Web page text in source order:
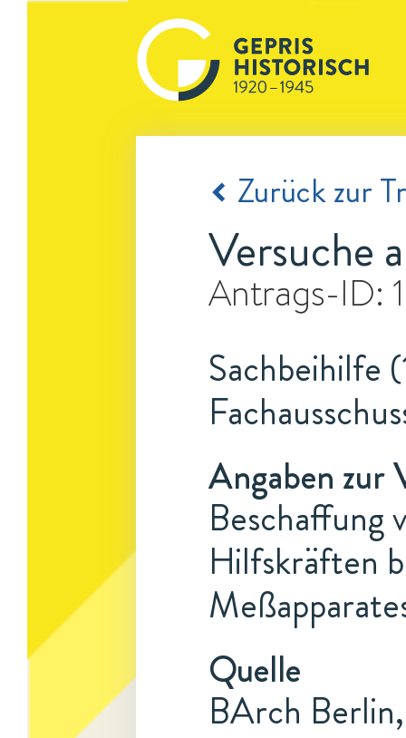
Zurück zur
Versuche
Antrags-ID:
Sachbeihilfe
Angaben zur
Beschaffung
Hilfskräften
Quelle
BArch